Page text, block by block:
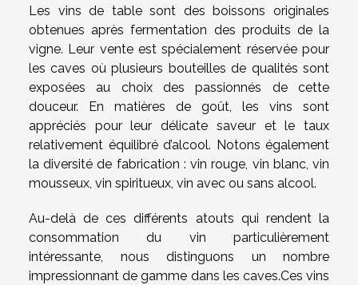
Les vins de table sont des boissons originales
obtenues après fermentation des produits de la
vigne. Leur vente est spécialement réservée pour
les caves où plusieurs bouteilles de qualités sont
exposées au choix des passionnés de cette
douceur. En matières de goût, les vins sont
appréciés pour leur délicate saveur et le taux
relativement équilibré d’alcool. Notons également
la diversité de fabrication : vin rouge, vin blanc, vin
mousseux, vin spiritueux, vin avec ou sans alcool.
Au-delà de ces différents atouts qui rendent la
consommation du vin particulièrement
intéressante, nous distinguons un nombre
impressionnant de gamme dans les caves.Ces vins